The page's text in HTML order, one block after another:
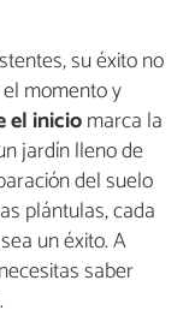
su éxito no
momento y
el iniciomarca la
jardín lleno de
del suelo
plántulas, cada
un éxito. A
saber